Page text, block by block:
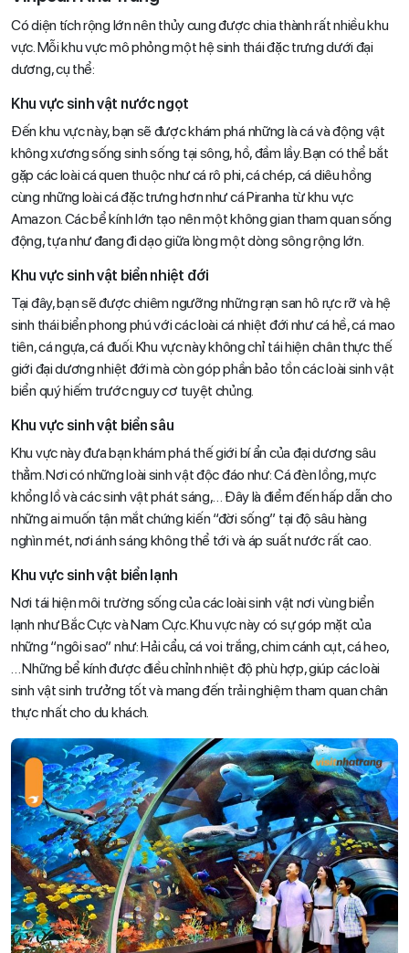
Có diện tích rộng lớn nên thủy cung được chia thành rất nhiều khu
vực. Mỗi khu vực mô phỏng một hệ sinh thái đặc trưng dưới đại
dương, cụ thể:
Khu vực sinh vật nước ngọt
Đến khu vực này, bạn sẽ được khám phá những là cá và động vật
không xương sống sinh sống tại sông, hồ, đầm lầy. Bạn có thể bắt
gặp các loài cá quen thuộc như cá rô phi, cá chép, cá diêu hồng
cùng những loài cá đặc trưng hơn như cá Piranha từ khu vực
Amazon. Các bể kính lớn tạo nên một không gian tham quan sống
động, tựa như đang đi dạo giữa lòng một dòng sông rộng lớn.
Khu vực sinh vật biển nhiệt đới
Tại đây, bạn sẽ được chiêm ngưỡng những rạn san hô rực rỡ và hệ
sinh thái biển phong phú với các loài cá nhiệt đới như cá hề, cá mao
tiên, cá ngựa, cá đuối. Khu vực này không chỉ tái hiện chân thực thế
giới đại dương nhiệt đới mà còn góp phần bảo tồn các loài sinh vật
biển quý hiếm trước nguy cơ tuyệt chủng.
Khu vực sinh vật biển sâu
Khu vực này đưa bạn khám phá thế giới bí ẩn của đại dương sâu
thẳm. Nơi có những loài sinh vật độc đáo như: Cá đèn lồng, mực
khổng lồ và các sinh vật phát sáng,… Đây là điểm đến hấp dẫn cho
những ai muốn tận mắt chứng kiến “đời sống” tại độ sâu hàng
nghìn mét, nơi ánh sáng không thể tới và áp suất nước rất cao.
Khu vực sinh vật biển lạnh
Nơi tái hiện môi trường sống của các loài sinh vật nơi vùng biển
lạnh như Bắc Cực và Nam Cực. Khu vực này có sự góp mặt của
những “ngôi sao” như: Hải cẩu, cá voi trắng, chim cánh cụt, cá heo,
… Những bể kính được điều chỉnh nhiệt độ phù hợp, giúp các loài
sinh vật sinh trưởng tốt và mang đến trải nghiệm tham quan chân
thực nhất cho du khách.